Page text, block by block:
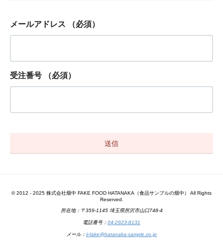
メールアドレス （必須）
受注番号 （必須）
© 2012 - 2025 株式会社畑中 FAKE FOOD HATANAKA（食品サンプルの畑中） All Rights
Reserved.
所在地：〒359-1145 埼玉県所沢市山口748-4
電話番号： 04-2923-8131
メール： ii-fake@hatanaka-sample.co.jp